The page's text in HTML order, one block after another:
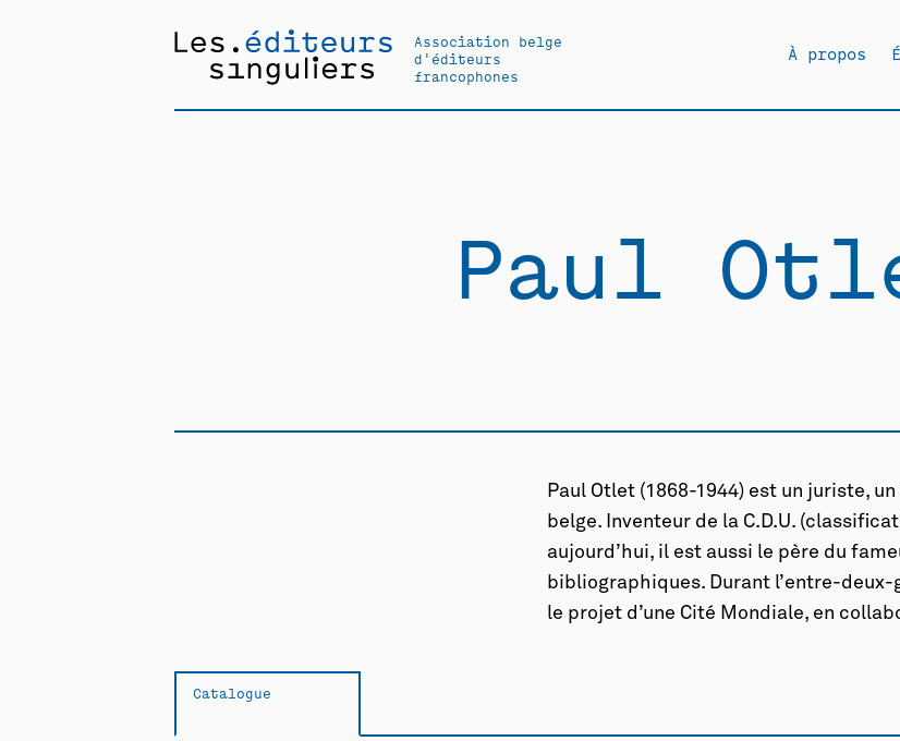
Association belge
d'éditeurs
francophones
À propos
Paul
Paul Otlet (1868-1944) est un juriste,
belge. Inventeur de la C.D.U.
aujourd’hui, il est aussi le père du
bibliographiques. Durant l’entre-
le projet d’une Cité Mondiale, en
Catalogue